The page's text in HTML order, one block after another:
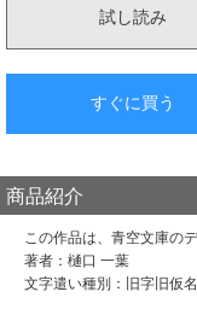
試し読み
すぐに買う
商品紹介
この作品は、青空文庫の
著者：樋口 一葉
文字遣い種別：旧字旧仮名